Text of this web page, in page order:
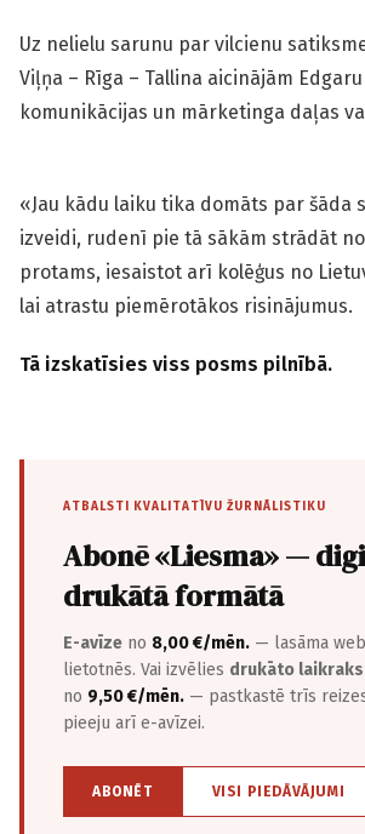
Uz nelielu sarunu par vilcienu
Viļņa – Rīga – Tallina aicinājām
komunikācijas un mārketinga daļas
«Jau kādu laiku tika domāts par šāda
izveidi, rudenī pie tā sākām strādāt
protams, iesaistot arī kolēģus no
lai atrastu piemērotākos risinājumus.
Tā izskatīsies viss posms pilnībā.
ATBALSTI KVALITATĪVU ŽURNĀLISTIKU
Abonē «Liesma» —
drukātā formātā
E-avīze no 8,00 €/mēn. — lasāma
lietotnēs. Vai izvēlies drukāto
no 9,50 €/mēn. — pastkastē trīs
pieeju arī e-avīzei.
ABONĒT VISI PIEDĀVĀJUMI